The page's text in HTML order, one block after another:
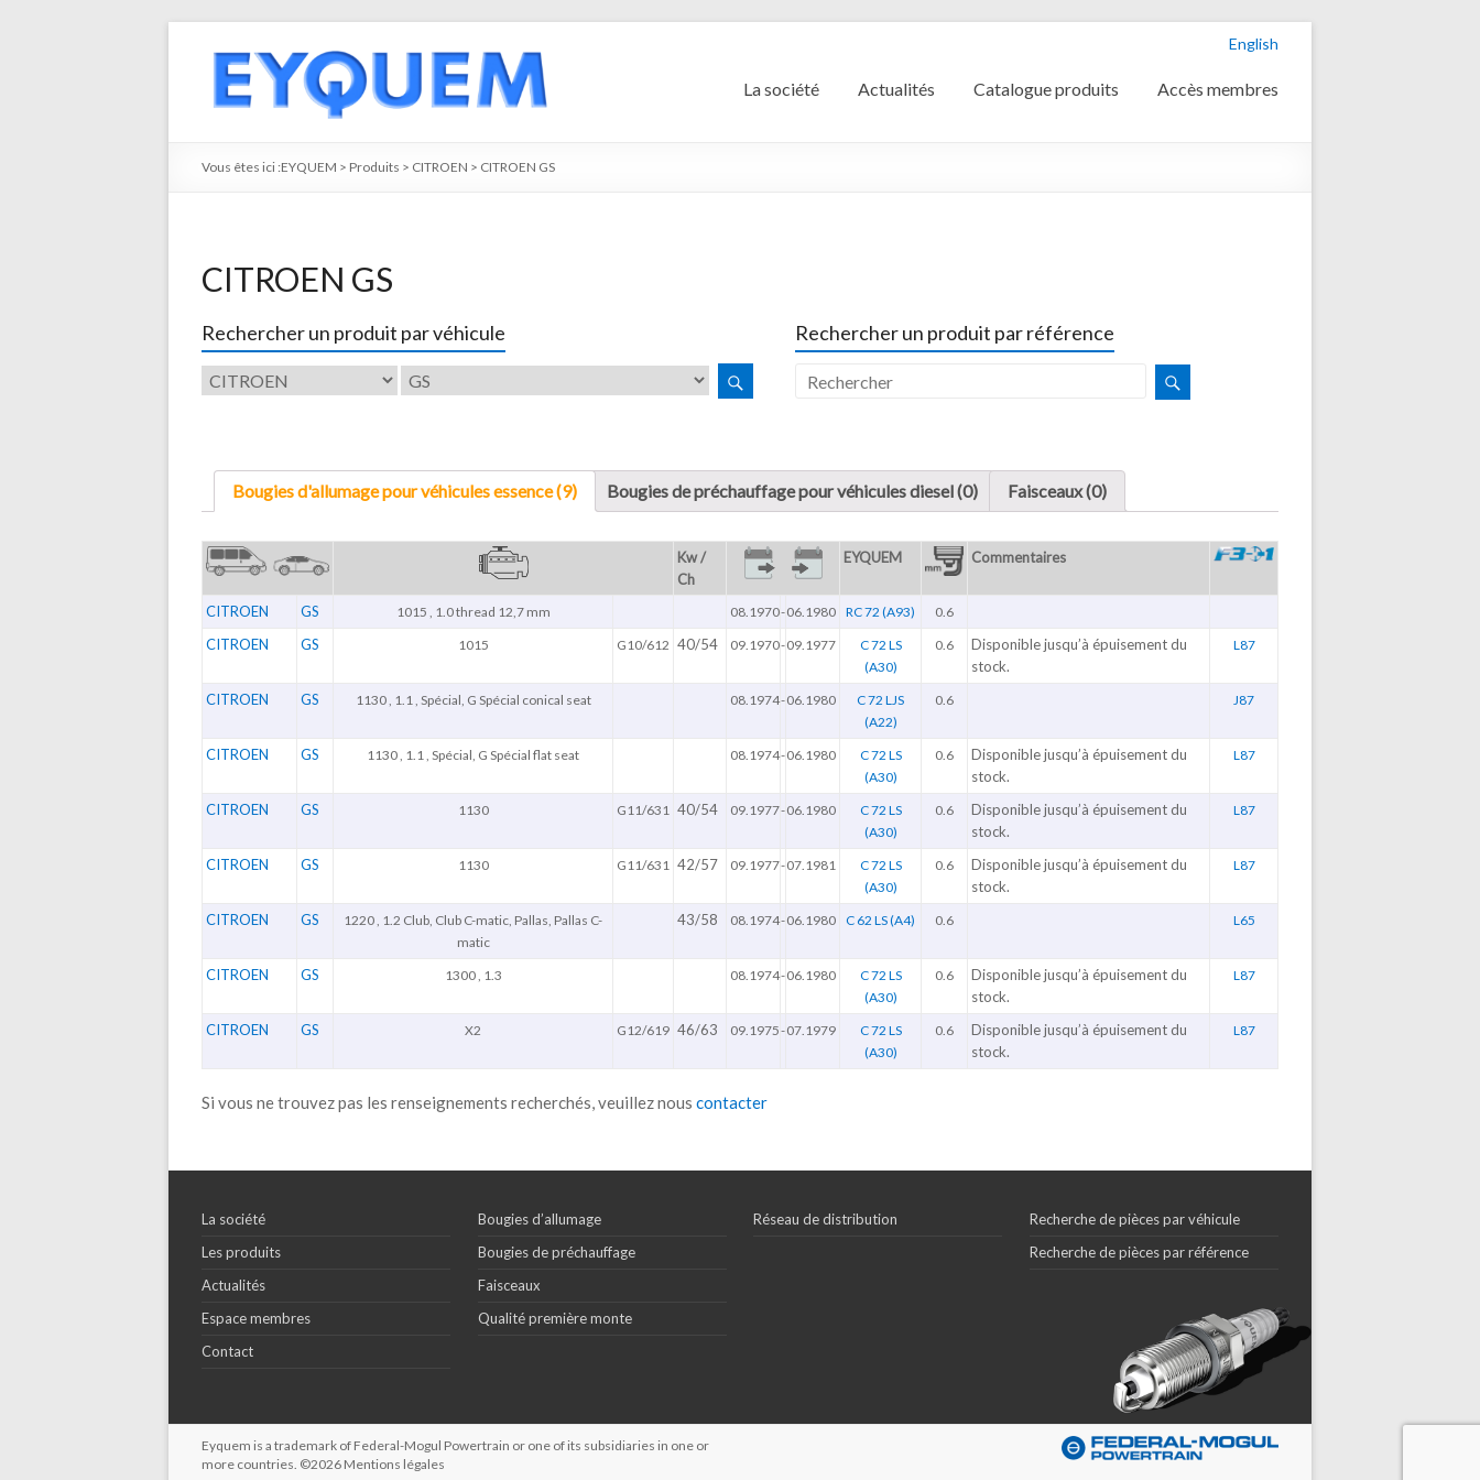
English
La société Actualités Catalogue produits Accès membres
Vous êtes ici :EYQUEM > Produits > CITROEN > CITROEN GS
CITROEN GS
Rechercher un produit par véhicule Rechercher un produit par référence
Bougies d'allumage pour véhicules essence (9) Bougies de préchauffage pour véhicules diesel (0) Faisceaux (0)
Kw /
Ch
EYQUEM Commentaires
CITROEN GS 1015 , 1.0 thread 12,7 mm 08.1970-06.1980 RC 72 (A93) 0.6
CITROEN GS 1015 G10/612 40/54 09.1970-09.1977
C 72 LS
(A30)
0.6
Disponible jusqu’à épuisement du
stock.
L87
CITROEN GS 1130 , 1.1 , Spécial, G Spécial conical seat 08.1974-06.1980
C 72 LJS
(A22)
0.6 J87
CITROEN GS 1130 , 1.1 , Spécial, G Spécial flat seat 08.1974-06.1980
C 72 LS
(A30)
0.6
Disponible jusqu’à épuisement du
stock.
L87
CITROEN GS 1130 G11/631 40/54 09.1977-06.1980
C 72 LS
(A30)
0.6
Disponible jusqu’à épuisement du
stock.
L87
CITROEN GS 1130 G11/631 42/57 09.1977-07.1981
C 72 LS
(A30)
0.6
Disponible jusqu’à épuisement du
stock.
L87
CITROEN GS
1220 , 1.2 Club, Club C-matic, Pallas, Pallas C-
matic
43/58 08.1974-06.1980 C 62 LS (A4) 0.6 L65
CITROEN GS 1300 , 1.3 08.1974-06.1980
C 72 LS
(A30)
0.6
Disponible jusqu’à épuisement du
stock.
L87
CITROEN GS X2 G12/619 46/63 09.1975-07.1979
C 72 LS
(A30)
0.6
Disponible jusqu’à épuisement du
stock.
L87
Si vous ne trouvez pas les renseignements recherchés, veuillez nous contacter
La société
Les produits
Actualités
Espace membres
Contact
Bougies d’allumage
Bougies de préchauffage
Faisceaux
Qualité première monte
Réseau de distribution
Recherche de pièces par véhicule
Recherche de pièces par référence
Eyquem is a trademark of Federal-Mogul Powertrain or one of its subsidiaries in one or
more countries. ©2026 Mentions légales